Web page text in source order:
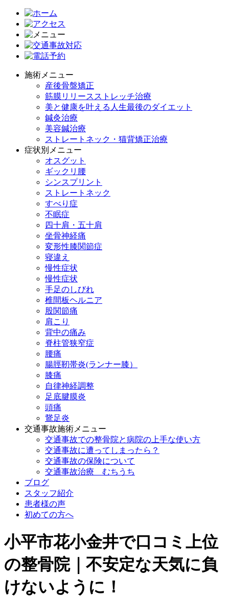
施術メニュー
産後骨盤矯正
筋膜リリースストレッチ治療
美と健康を叶える人生最後のダイエット
鍼灸治療
美容鍼治療
ストレートネック・猫背矯正治療
症状別メニュー
オスグット
ギックリ腰
シンスプリント
ストレートネック
すべり症
不眠症
四十肩・五十肩
坐骨神経痛
変形性膝関節症
寝違え
慢性症状
慢性症状
手足のしびれ
椎間板ヘルニア
股関節痛
肩こり
背中の痛み
脊柱管狭窄症
腰痛
腸脛靭帯炎(ランナー膝）
膝痛
自律神経調整
足底腱膜炎
頭痛
鵞足炎
交通事故施術メニュー
交通事故での整骨院と病院の上手な使い方
交通事故に遭ってしまったら？
交通事故の保険について
交通事故治療 むちうち
ブログ
スタッフ紹介
患者様の声
初めての方へ
小平市花小金井で口コミ上位
の整骨院｜不安定な天気に負
けないように！